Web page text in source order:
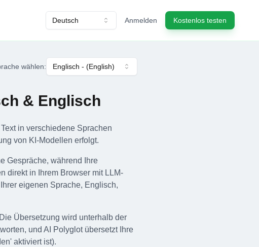
Deutsch Anmelden Kostenlos testen
wählen: Englisch - (English)
& Englisch
in verschiedene Sprachen
von KI-Modellen erfolgt.
Gespräche, während Ihre
direkt in Ihrem Browser mit LLM-
eigenen Sprache, Englisch,
Übersetzung wird unterhalb der
und AI Polyglot übersetzt Ihre
aktiviert ist).